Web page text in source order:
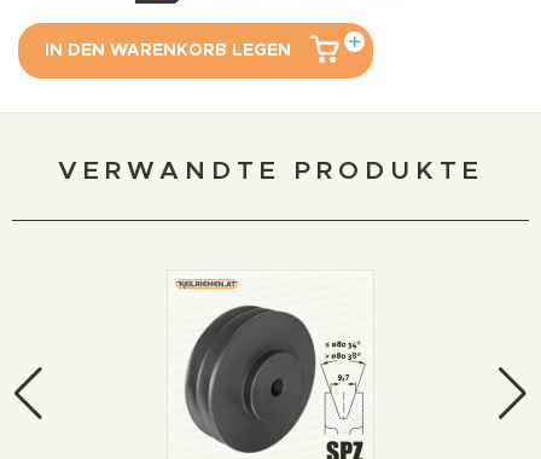
IN DEN WARENKORB LEGEN
VERWANDTE PRODUKTE